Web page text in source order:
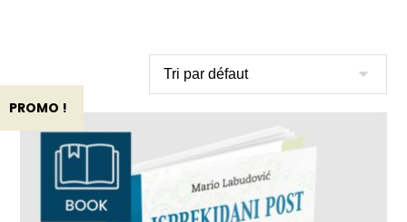
PROMO !